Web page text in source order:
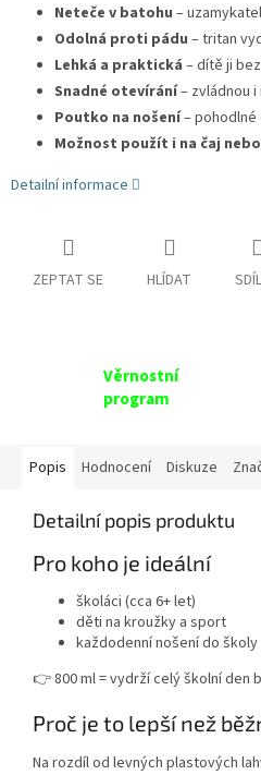
Neteče v batohu –
Odolná proti pádu – tritan
Lehká a praktická – dítě ji
Snadné otevírání– zvládnou
Poutko na nošení– pohodlné
Možnost použít i na čaj
Detailní informace
ZEPTAT SE HLÍDAT
Věrnostní
program
Popis Hodnocení Diskuze
Detailní popis produktu
Pro koho je ideální
školáci (cca 6+ let)
děti na kroužky a sport
každodenní nošení do školy
👉 800 ml = vydrží celý školní den
Proč je to lepší než
Na rozdíl od levných plastových